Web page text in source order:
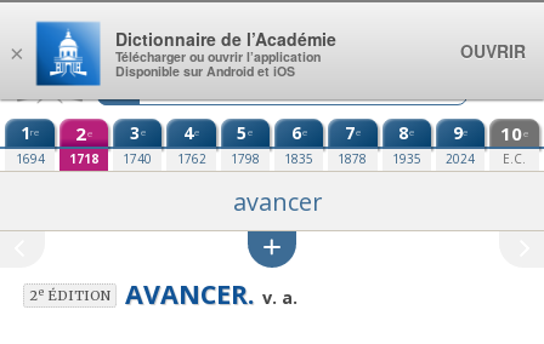
Aller au contenu
1re
1694
2e
1718
3e
1740
4e
1762
5e
1798
6e
1835
7e
1878
8e
1935
9e
2024
10e
E.C.
avancer
2eÉDITION AVANCER. v. a.
×
Dictionnaire de l’Académie
Télécharger ou ouvrir l’application
Disponible sur Android et iOS
OUVRIR